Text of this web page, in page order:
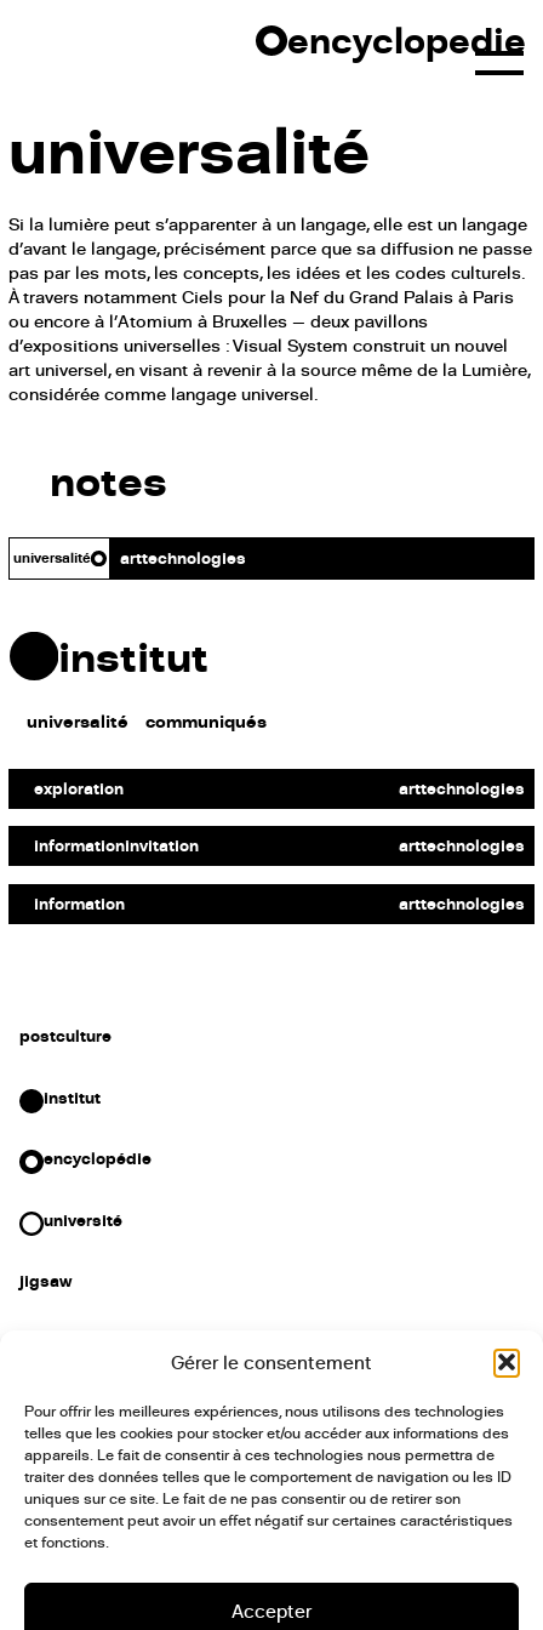
Gérer le consentement
Pour offrir les meilleures expériences, nous utilisons des technologies
telles que les cookies pour stocker et/ou accéder aux informations des
appareils. Le fait de consentir à ces technologies nous permettra de
traiter des données telles que le comportement de navigation ou les ID
uniques sur ce site. Le fait de ne pas consentir ou de retirer son
consentement peut avoir un effet négatif sur certaines caractéristiques
et fonctions.
Accepter
encyclopedie
universalité
Si la lumière peut s’apparenter à un langage, elle est un langage
d’avant le langage, précisément parce que sa diffusion ne passe
pas par les mots, les concepts, les idées et les codes culturels.
À travers notamment Ciels pour la Nef du Grand Palais à Paris
ou encore à l’Atomium à Bruxelles — deux pavillons
d’expositions universelles : Visual System construit un nouvel
art universel, en visant à revenir à la source même de la Lumière,
considérée comme langage universel.
notes
universalité arttechnologies
Ars universalis
institut
universalité communiqués
exploration arttechnologies
Vers un nouvel art universel
informationinvitation arttechnologies
VISUAL SYSTEM
L’universel en choeur
information arttechnologies
VISUAL SYSTEM
De l’infiniment petit à l’infiniment grand
postculture
institut
encyclopédie
université
jigsaw
institut@postculture.org
linkedininstagram threadsfacebook
communiqués